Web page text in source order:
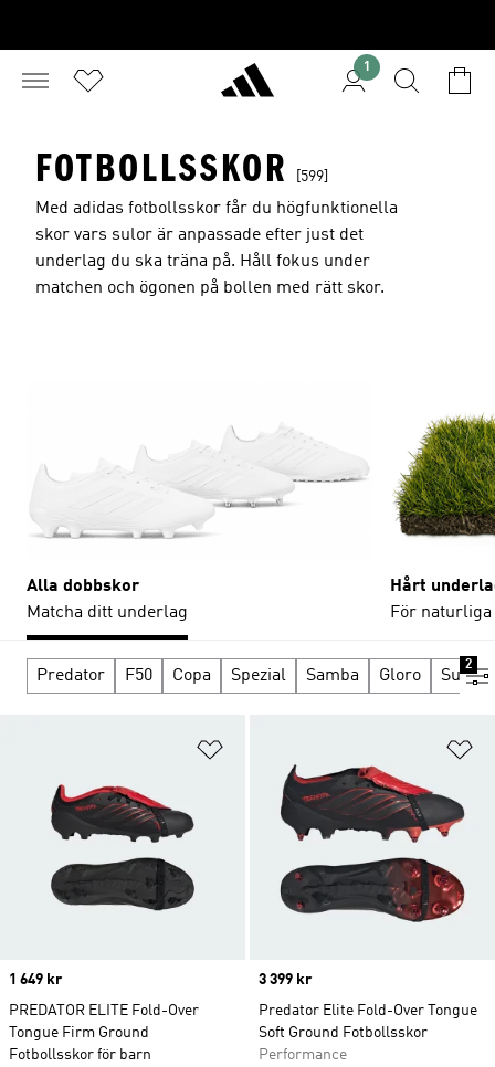
1
FOTBOLLSSKOR [599]
Med adidas fotbollsskor får du högfunktionella
skor vars sulor är anpassade efter just det
underlag du ska träna på. Håll fokus under
matchen och ögonen på bollen med rätt skor.
Alla dobbskor
Matcha ditt underlag
Hårt
För
Predator F50 Copa Spezial Samba Gloro
2
Price
1 649 kr
PREDATOR ELITE Fold-Over
Tongue Firm Ground
Fotbollsskor för barn
Price
3 399 kr
Predator Elite Fold-Over Tongue
Soft Ground Fotbollsskor
Performance